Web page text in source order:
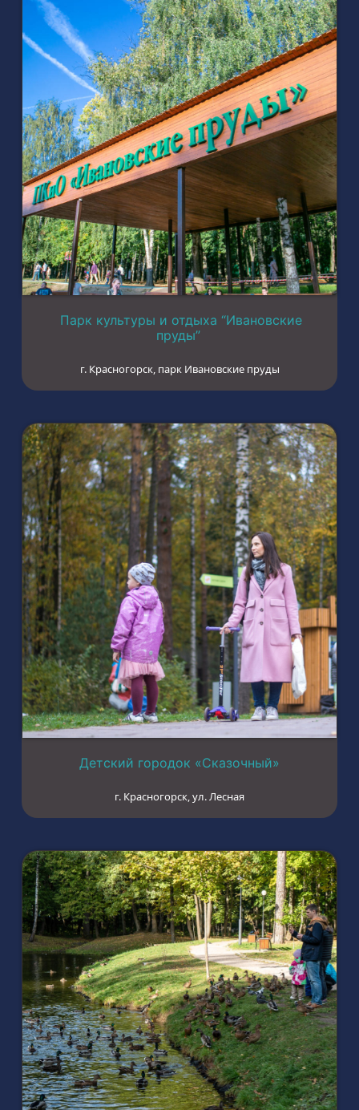
Парк культуры и отдыха “Ивановские
пруды”
г. Красногорск, парк Ивановские пруды
Детский городок «Сказочный»
г. Красногорск, ул. Лесная